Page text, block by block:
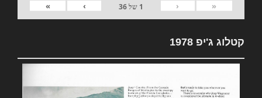
«
‹
1 של36
›
»
קטלוג ג'יפ 1978